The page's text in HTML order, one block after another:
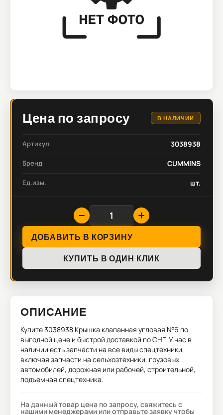
Цена по запросу В НАЛИЧИИ
Артикул 3038938
Бренд CUMMINS
Ед.изм. шт.
ДОБАВИТЬ В КОРЗИНУ
КУПИТЬ В ОДИН КЛИК
ОПИСАНИЕ
Купите3038938 Крышка клапанная угловая №6 по
выгодной цене и быстрой доставкой по СНГ. У нас в
наличии есть запчасти на все виды спецтехники,
включая запчасти на сельхозтехники, грузовых
автомобилей, дорожная или рабочей, строительной,
подъемная спецтехника.
На данный товар цена по запросу, свяжитесь с
нашими менеджерами или отправьте заявку чтобы